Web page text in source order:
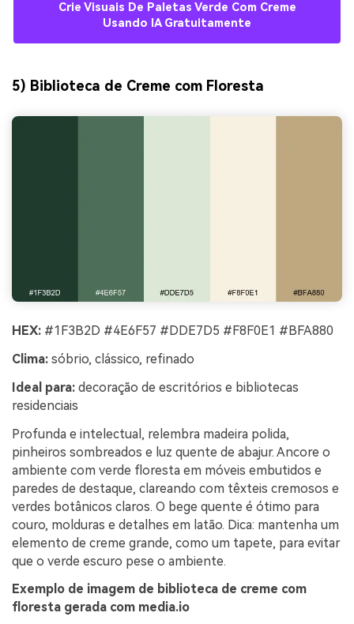
Crie Visuais De Paletas Verde Com Creme
Usando IA Gratuitamente
5) Biblioteca de Creme com Floresta
HEX: #1F3B2D #4E6F57 #DDE7D5 #F8F0E1 #BFA880
Clima: sóbrio, clássico, refinado
Ideal para: decoração de escritórios e bibliotecas
residenciais
Profunda e intelectual, relembra madeira polida,
pinheiros sombreados e luz quente de abajur. Ancore o
ambiente com verde floresta em móveis embutidos e
paredes de destaque, clareando com têxteis cremosos e
verdes botânicos claros. O bege quente é ótimo para
couro, molduras e detalhes em latão. Dica: mantenha um
elemento de creme grande, como um tapete, para evitar
que o verde escuro pese o ambiente.
Exemplo de imagem de biblioteca de creme com
floresta gerada com media.io